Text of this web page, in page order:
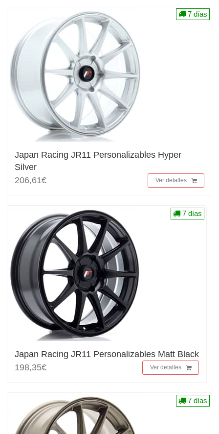
Japan Racing JR11 Personalizables Hyper
Silver
206,61€
Ver detalles
7 días
Japan Racing JR11 Personalizables Matt Black
198,35€
Ver detalles
7 días
7 días